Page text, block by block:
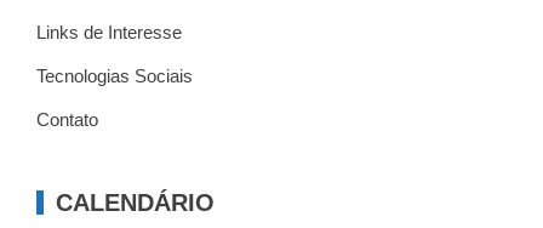
Links de Interesse
Tecnologias Sociais
Contato
CALENDÁRIO